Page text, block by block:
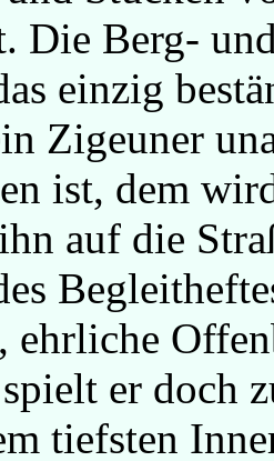
Die Berg-
einzig
Zigeuner
ist, dem
auf die
ehrliche
er doch
tiefsten